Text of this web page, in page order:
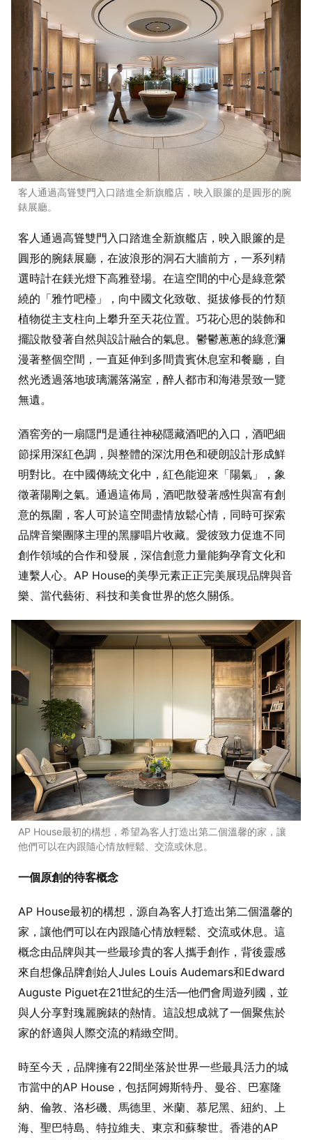
客人通過高聳雙門入口踏進全新旗艦店，映入眼簾的是圓形的腕
錶展廳。
客人通過高聳雙門入口踏進全新旗艦店，映入眼簾的是
圓形的腕錶展廳，在波浪形的洞石大牆前方，一系列精
選時計在鎂光燈下高雅登場。在這空間的中心是綠意縈
繞的「雅竹吧檯」，向中國文化致敬、挺拔修長的竹類
植物從主支柱向上攀升至天花位置。巧花心思的裝飾和
擺設散發著自然與設計融合的氣息。鬱鬱蔥蔥的綠意瀰
漫著整個空間，一直延伸到多間貴賓休息室和餐廳，自
然光透過落地玻璃灑落滿室，醉人都市和海港景致一覽
無遺。
酒窖旁的一扇隱門是通往神秘隱藏酒吧的入口，酒吧細
節採用深紅色調，與整體的深沈用色和硬朗設計形成鮮
明對比。在中國傳統文化中，紅色能迎來「陽氣」，象
徵著陽剛之氣。通過這佈局，酒吧散發著感性與富有創
意的氛圍，客人可於這空間盡情放鬆心情，同時可探索
品牌音樂團隊主理的黑膠唱片收藏。愛彼致力促進不同
創作領域的合作和發展，深信創意力量能夠孕育文化和
連繫人心。AP House的美學元素正正完美展現品牌與音
樂、當代藝術、科技和美食世界的悠久關係。
AP House最初的構想，希望為客人打造出第二個溫馨的家，讓
他們可以在內跟隨心情放輕鬆、交流或休息。
一個原創的待客概念
AP House最初的構想，源自為客人打造出第二個溫馨的
家，讓他們可以在內跟隨心情放輕鬆、交流或休息。這
概念由品牌與其一些最珍貴的客人攜手創作，背後靈感
來自想像品牌創始人Jules Louis Audemars和Edward
Auguste Piguet在21世紀的生活—他們會周遊列國，並
與人分享對瑰麗腕錶的熱情。這設想成就了一個聚焦於
家的舒適與人際交流的精緻空間。
時至今天，品牌擁有22間坐落於世界一些最具活力的城
市當中的AP House，包括阿姆斯特丹、曼谷、巴塞隆
納、倫敦、洛杉磯、馬德里、米蘭、慕尼黑、紐約、上
海、聖巴特島、特拉維夫、東京和蘇黎世。香港的AP